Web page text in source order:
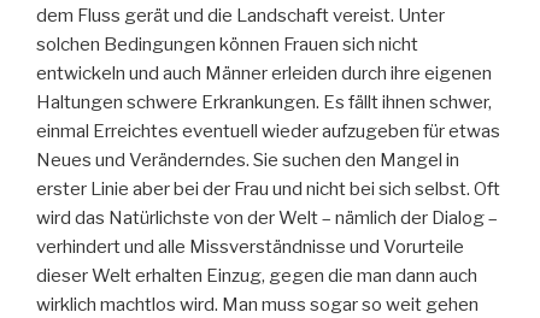
dem Fluss gerät und die Landschaft vereist. Unter
solchen Bedingungen können Frauen sich nicht
entwickeln und auch Männer erleiden durch ihre eigenen
Haltungen schwere Erkrankungen. Es fällt ihnen schwer,
einmal Erreichtes eventuell wieder aufzugeben für etwas
Neues und Veränderndes. Sie suchen den Mangel in
erster Linie aber bei der Frau und nicht bei sich selbst. Oft
wird das Natürlichste von der Welt – nämlich der Dialog –
verhindert und alle Missverständnisse und Vorurteile
dieser Welt erhalten Einzug, gegen die man dann auch
wirklich machtlos wird. Man muss sogar so weit gehen